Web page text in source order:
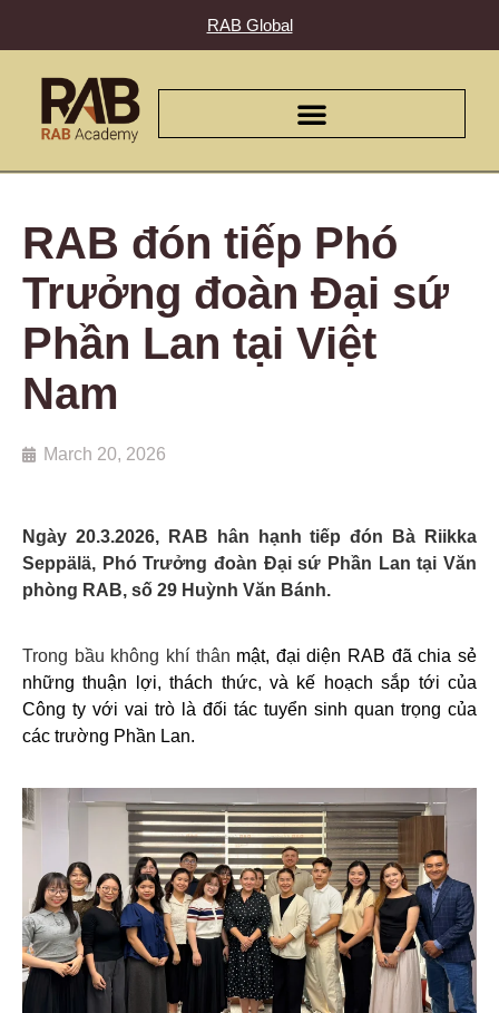
RAB Global
RAB đón tiếp Phó
Trưởng đoàn Đại sứ
Phần Lan tại Việt
Nam
March 20, 2026
Ngày 20.3.2026, RAB hân hạnh tiếp đón Bà Riikka
Seppälä, Phó Trưởng đoàn Đại sứ Phần Lan tại Văn
phòng RAB, số 29 Huỳnh Văn Bánh.
Trong bầu không khí thân mật, đại diện RAB đã chia sẻ
những thuận lợi, thách thức, và kế hoạch sắp tới của
Công ty với vai trò là đối tác tuyển sinh quan trọng của
các trường Phần Lan.